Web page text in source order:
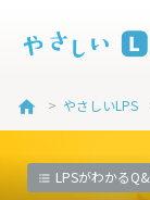
home
> やさしいLPS
LPSがわかる